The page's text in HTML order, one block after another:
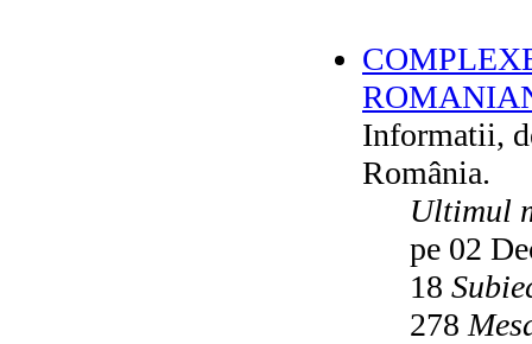
Informatii,
România.
Ultimul
pe 02
18
278